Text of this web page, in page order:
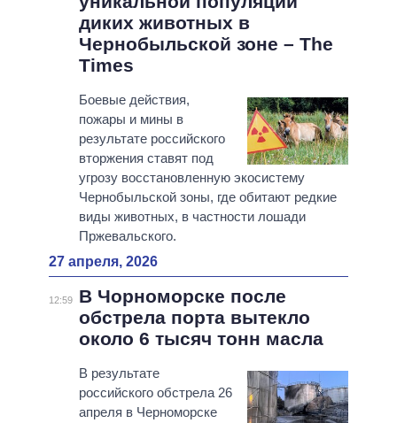
диких животных в
Чернобыльской зоне – The
Times
Боевые действия,
пожары и мины в
результате российского
вторжения ставят под
угрозу восстановленную экосистему
Чернобыльской зоны, где обитают редкие
виды животных, в частности лошади
Пржевальского.
27 апреля, 2026
12:59
В Чорноморске после
обстрела порта вытекло
около 6 тысяч тонн масла
В результате
российского обстрела 26
апреля в Черноморске